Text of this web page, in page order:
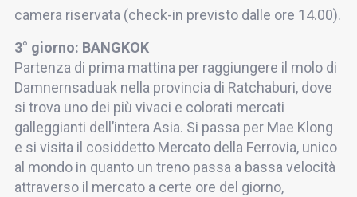
camera riservata (check-in previsto dalle ore 14.00).
3° giorno: BANGKOK
Partenza di prima mattina per raggiungere il molo di
Damnernsaduak nella provincia di Ratchaburi, dove
si trova uno dei più vivaci e colorati mercati
galleggianti dell’intera Asia. Si passa per Mae Klong
e si visita il cosiddetto Mercato della Ferrovia, unico
al mondo in quanto un treno passa a bassa velocità
attraverso il mercato a certe ore del giorno,